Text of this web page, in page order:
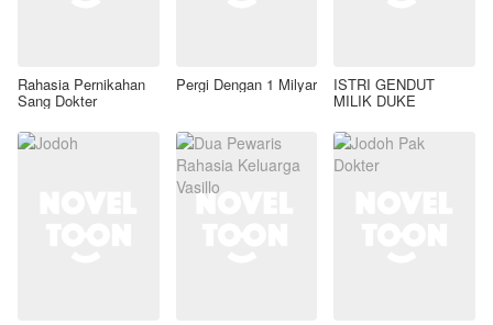
Rahasia Pernikahan
Sang Dokter
Pergi Dengan 1 Milyar ISTRI GENDUT
MILIK DUKE